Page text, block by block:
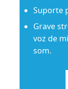
Suporte
Grave
voz de
som.